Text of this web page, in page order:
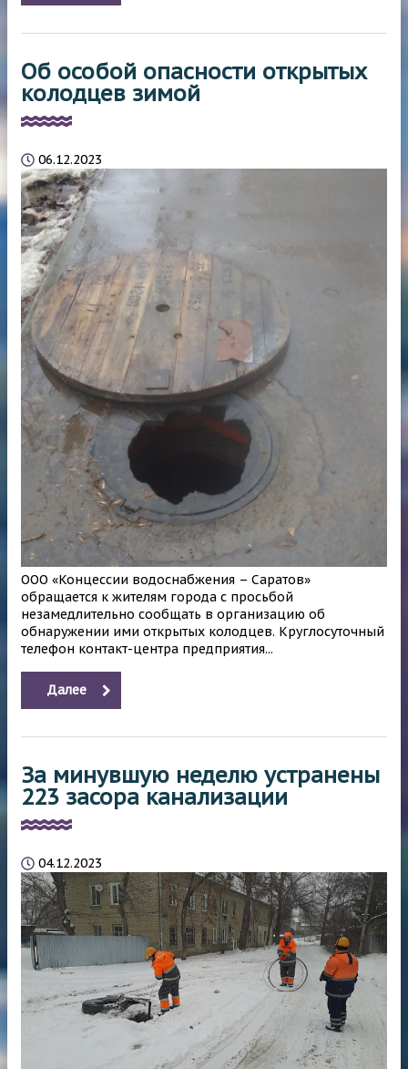
Об особой опасности открытых
колодцев зимой
06.12.2023
ООО «Концессии водоснабжения – Саратов»
обращается к жителям города с просьбой
незамедлительно сообщать в организацию об
обнаружении ими открытых колодцев. Круглосуточный
телефон контакт-центра предприятия...
Далее
За минувшую неделю устранены
223 засора канализации
04.12.2023